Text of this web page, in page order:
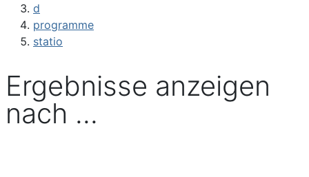
d
programme
statio
Ergebnisse anzeigen
nach ...